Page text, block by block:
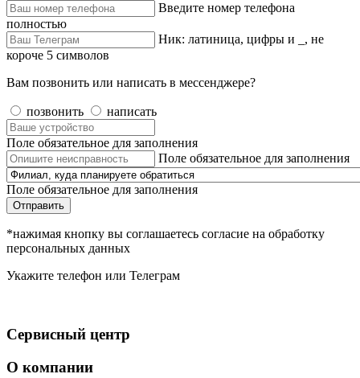
Введите номер телефона
полностью
Ник: латиница, цифры и _, не
короче 5 символов
Вам позвонить или написать в мессенджере?
позвонить написать
Поле обязательное для заполнения
Поле обязательное для заполнения
Поле обязательное для заполнения
Отправить
*нажимая кнопку вы соглашаетесь согласие на обработку
персональных данных
Укажите телефон или Телеграм
Сервисный центр
О компании